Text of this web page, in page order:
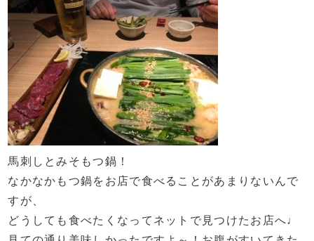
馬刺しとみそもつ鍋！
なかなかもつ鍋をお店で食べることがあまりないんで
すが、
どうしても食べたくなってネットで見つけたお店へ♩